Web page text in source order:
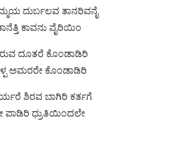
ದುರ್ಬಲವ ತಾನರಿವನೈ
ಕಾವನು ವೈರಿಯಿಂ
ದೂತರೆ ಕೊಂಡಾಡಿರಿ
ಅಮರರೇ ಕೊಂಡಾಡಿರಿ
ಶಿರವ ಬಾಗಿರಿ ಕರ್ತಗೆ
ಪಾಡಿರಿ ಧ್ರುತಿಯಿಂದಲೇ